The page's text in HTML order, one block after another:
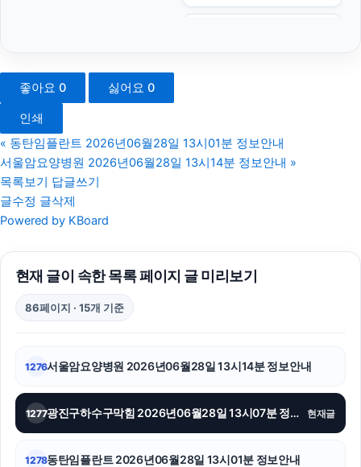
신용카드현금화
의정부학교폭력변호사
용인이혼전문변호사
이혼변호사
좋아요 0 싫어요 0
인쇄
« 동탄임플란트 2026년06월28일 13시01분 정보안내
서울암요양병원 2026년06월28일 13시14분 정보안내 »
목록보기 답글쓰기
글수정 글삭제
Powered by KBoard
현재 글이 속한 목록 페이지 글 미리보기
86페이지 · 15개 기준
1276서울암요양병원 2026년06월28일 13시14분 정보안내
1277 광진구하수구막힘 2026년06월28일 13시07분 정보안내 현재글
1278동탄임플란트 2026년06월28일 13시01분 정보안내